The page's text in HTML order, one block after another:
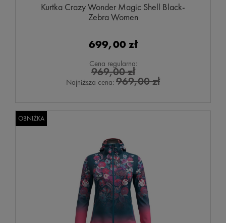
Kurtka Crazy Wonder Magic Shell Black-
Zebra Women
699,00 zł
Cena regularna:
969,00 zł
Najniższa cena: 969,00 zł
OBNIŻKA